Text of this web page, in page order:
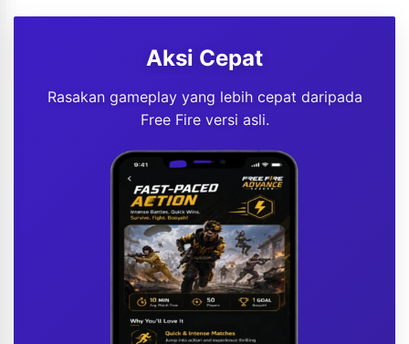
Aksi Cepat
Rasakan gameplay yang lebih cepat daripada
Free Fire versi asli.